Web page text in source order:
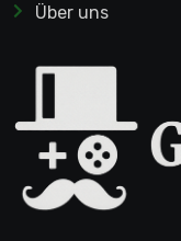
Über uns